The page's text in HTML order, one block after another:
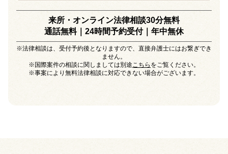
来所・オンライン法律相談30分無料
通話無料｜24時間予約受付｜年中無休
※法律相談は、受付予約後となりますので、直接弁護士にはお繋ぎでき
ません。
※国際案件の相談に関しましては別途こちら をご覧ください。
※事案により無料法律相談に対応できない場合がございます。